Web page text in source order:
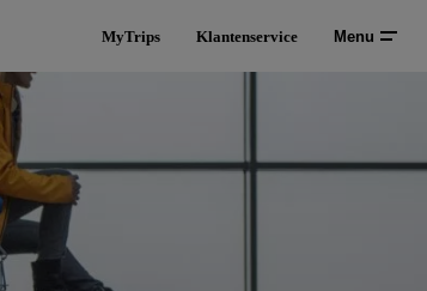
MyTrips Klantenservice Menu